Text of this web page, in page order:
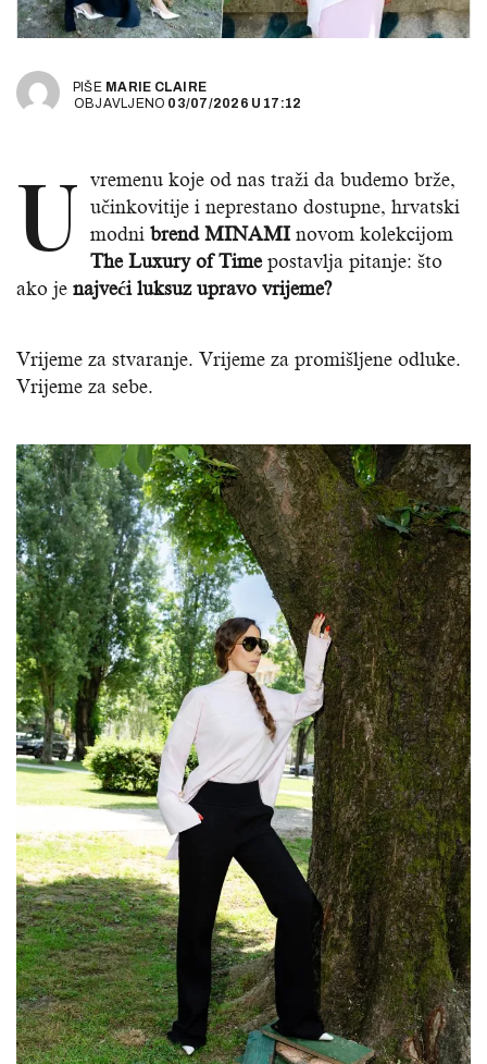
PIŠE MARIE CLAIRE
OBJAVLJENO 03/07/2026 U 17:12
U vremenu koje od nas traži da budemo brže,
učinkovitije i neprestano dostupne, hrvatski
modni brend MINAMI novom kolekcijom
The Luxury of Timepostavlja pitanje: što
ako je najveći luksuz upravo vrijeme?
Vrijeme za stvaranje. Vrijeme za promišljene odluke.
Vrijeme za sebe.